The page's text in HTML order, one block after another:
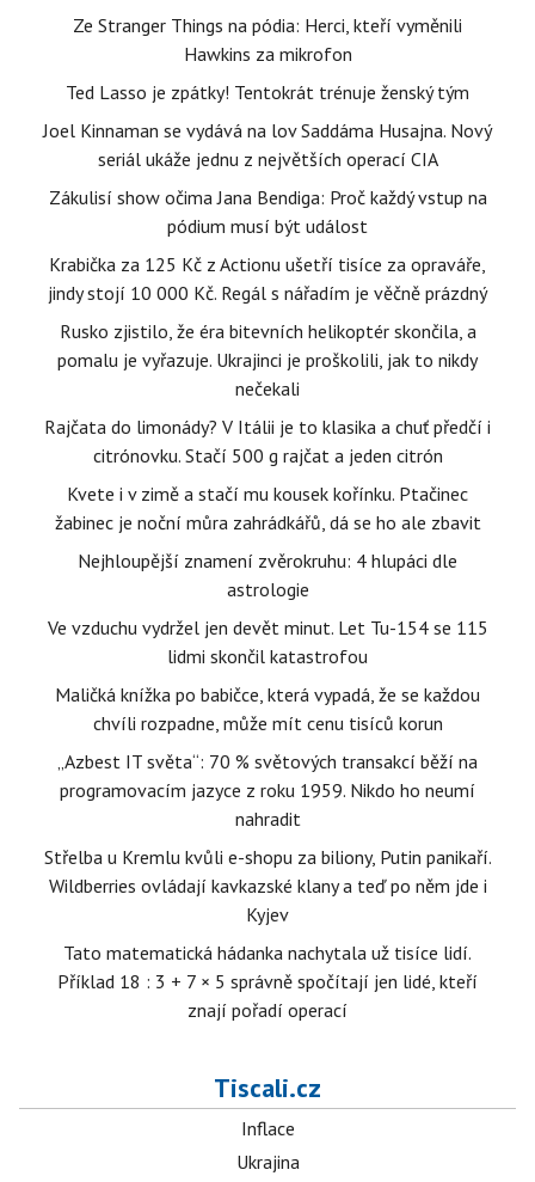
Ze Stranger Things na pódia: Herci, kteří vyměnili
Hawkins za mikrofon
Ted Lasso je zpátky! Tentokrát trénuje ženský tým
Joel Kinnaman se vydává na lov Saddáma Husajna. Nový
seriál ukáže jednu z největších operací CIA
Zákulisí show očima Jana Bendiga: Proč každý vstup na
pódium musí být událost
Krabička za 125 Kč z Actionu ušetří tisíce za opraváře,
jindy stojí 10 000 Kč. Regál s nářadím je věčně prázdný
Rusko zjistilo, že éra bitevních helikoptér skončila, a
pomalu je vyřazuje. Ukrajinci je proškolili, jak to nikdy
nečekali
Rajčata do limonády? V Itálii je to klasika a chuť předčí i
citrónovku. Stačí 500 g rajčat a jeden citrón
Kvete i v zimě a stačí mu kousek kořínku. Ptačinec
žabinec je noční můra zahrádkářů, dá se ho ale zbavit
Nejhloupější znamení zvěrokruhu: 4 hlupáci dle
astrologie
Ve vzduchu vydržel jen devět minut. Let Tu-154 se 115
lidmi skončil katastrofou
Maličká knížka po babičce, která vypadá, že se každou
chvíli rozpadne, může mít cenu tisíců korun
„Azbest IT světa“: 70 % světových transakcí běží na
programovacím jazyce z roku 1959. Nikdo ho neumí
nahradit
Střelba u Kremlu kvůli e-shopu za biliony, Putin panikaří.
Wildberries ovládají kavkazské klany a teď po něm jde i
Kyjev
Tato matematická hádanka nachytala už tisíce lidí.
Příklad 18 : 3 + 7 × 5 správně spočítají jen lidé, kteří
znají pořadí operací
Tiscali.cz
Inflace
Ukrajina